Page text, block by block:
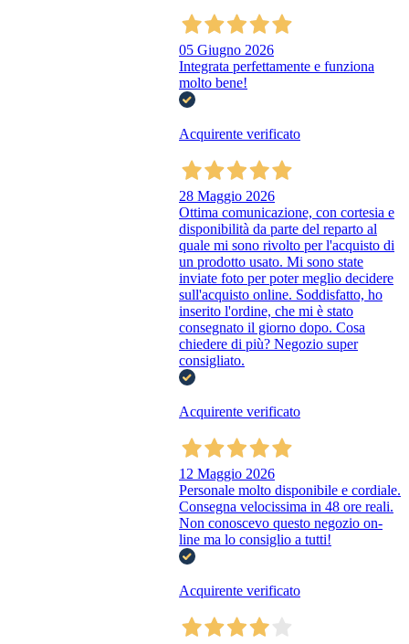
05 Giugno 2026
Integrata perfettamente e funziona
molto bene!
Acquirente verificato
28 Maggio 2026
Ottima comunicazione, con cortesia e
disponibilità da parte del reparto al
quale mi sono rivolto per l'acquisto di
un prodotto usato. Mi sono state
inviate foto per poter meglio decidere
sull'acquisto online. Soddisfatto, ho
inserito l'ordine, che mi è stato
consegnato il giorno dopo. Cosa
chiedere di più? Negozio super
consigliato.
Acquirente verificato
12 Maggio 2026
Personale molto disponibile e cordiale.
Consegna velocissima in 48 ore reali.
Non conoscevo questo negozio on-
line ma lo consiglio a tutti!
Acquirente verificato